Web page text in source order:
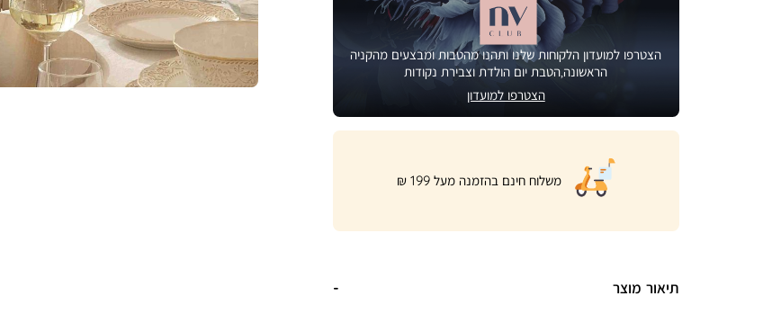
הצטרפו למועדון הלקוחות שלנו ותהנו מהטבות ומבצעים מהקניה
הראשונה,הטבת יום הולדת וצבירת נקודות
הצטרפו למועדון
|
product
page
banner
משלוח חינם בהזמנה מעל 199 ₪
תיאור מוצר